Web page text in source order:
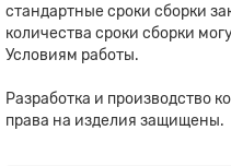
стандартные сроки сборки
количества сроки сборки
Условиям работы.
Разработка и производство
права на изделия защищены.